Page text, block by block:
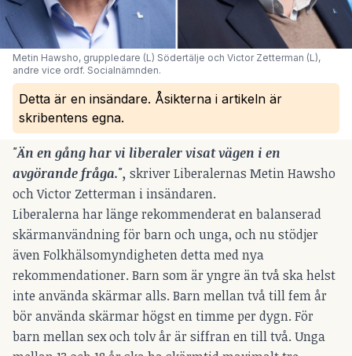
Metin Hawsho, gruppledare (L) Södertälje och Victor Zetterman (L),
andre vice ordf. Socialnämnden.
Detta är en insändare. Åsikterna i artikeln är
skribentens egna.
"Än en gång har vi liberaler visat vägen i en
avgörande fråga.", skriver Liberalernas Metin Hawsho
och Victor Zetterman i insändaren.
Liberalerna har länge rekommenderat en balanserad
skärmanvändning för barn och unga, och nu stödjer
även Folkhälsomyndigheten detta med nya
rekommendationer. Barn som är yngre än två ska helst
inte använda skärmar alls. Barn mellan två till fem år
bör använda skärmar högst en timme per dygn. För
barn mellan sex och tolv år är siffran en till två. Unga